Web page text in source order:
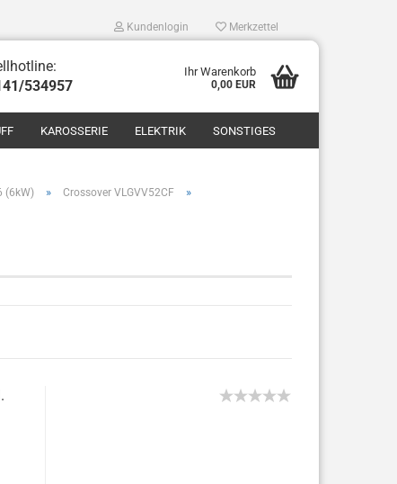
Kundenlogin Merkzettel
534957
Ihr Warenkorb
0,00 EUR
KAROSSERIE ELEKTRIK SONSTIGES
(6kW) » Crossover VLGVV52CF »